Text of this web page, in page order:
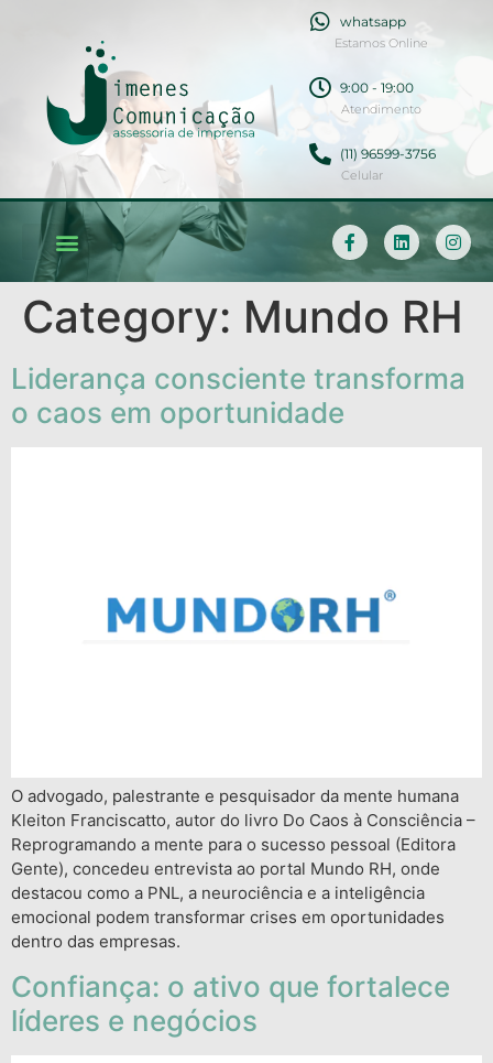
whatsapp
Estamos Online
9:00 - 19:00
Atendimento
(11) 96599-3756
Celular
Category: Mundo RH
Liderança consciente transforma
o caos em oportunidade
O advogado, palestrante e pesquisador da mente humana
Kleiton Franciscatto, autor do livro Do Caos à Consciência –
Reprogramando a mente para o sucesso pessoal (Editora
Gente), concedeu entrevista ao portal Mundo RH, onde
destacou como a PNL, a neurociência e a inteligência
emocional podem transformar crises em oportunidades
dentro das empresas.
Confiança: o ativo que fortalece
líderes e negócios